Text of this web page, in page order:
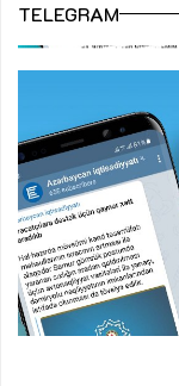
TELEGRAM